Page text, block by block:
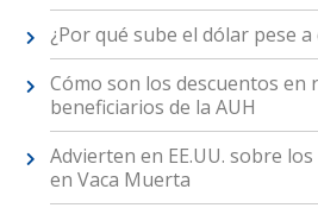
¿Por qué sube el dólar pese
Cómo son los descuentos en
beneficiarios de la AUH
Advierten en EE.UU. sobre
en Vaca Muerta